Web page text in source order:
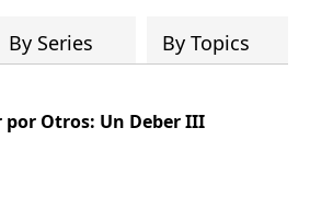
By Series By Topics
por Otros: Un Deber III